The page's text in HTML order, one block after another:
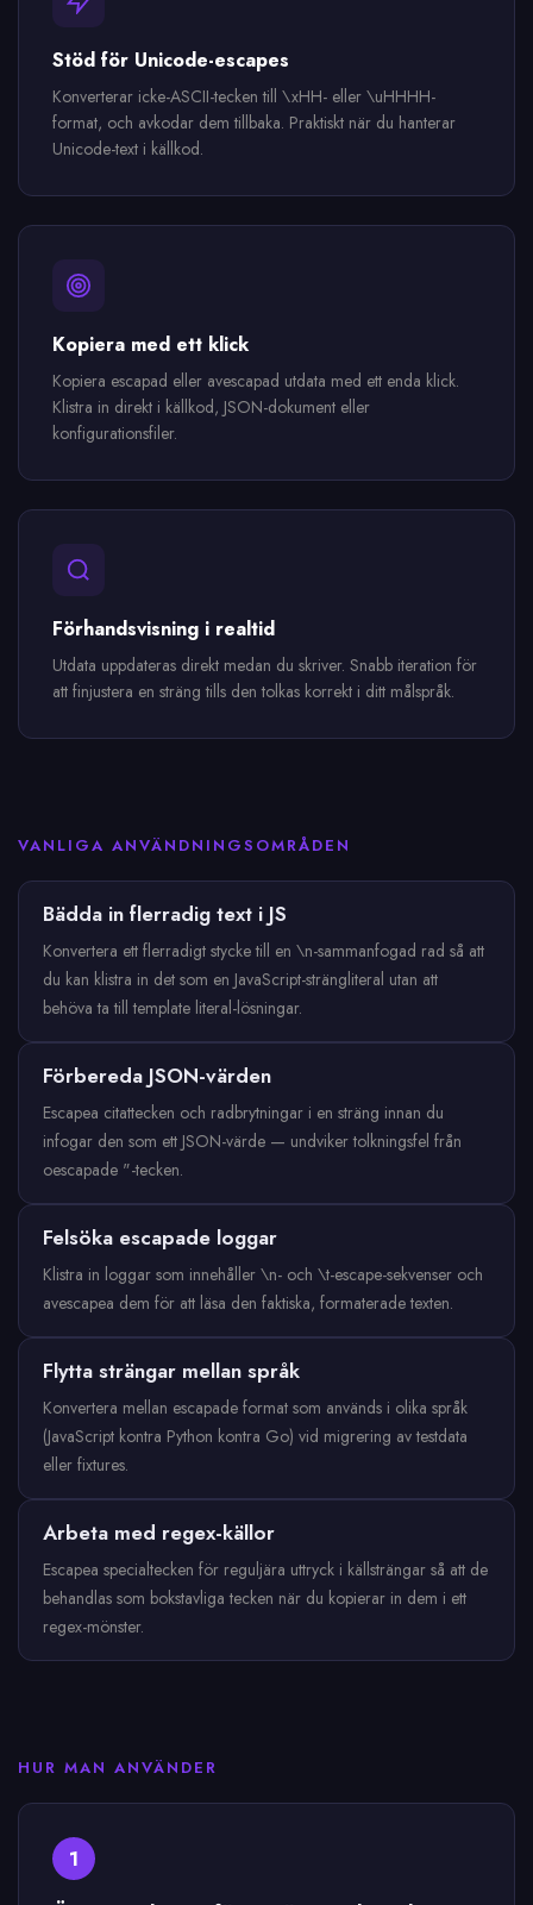
Stöd för Unicode-escapes
Konverterar icke-ASCII-tecken till \xHH- eller \uHHHH-
format, och avkodar dem tillbaka. Praktiskt när du hanterar
Unicode-text i källkod.
Kopiera med ett klick
Kopiera escapad eller avescapad utdata med ett enda klick.
Klistra in direkt i källkod, JSON-dokument eller
konfigurationsfiler.
Förhandsvisning i realtid
Utdata uppdateras direkt medan du skriver. Snabb iteration för
att finjustera en sträng tills den tolkas korrekt i ditt målspråk.
VANLIGA ANVÄNDNINGSOMRÅDEN
Bädda in flerradig text i JS
Konvertera ett flerradigt stycke till en \n-sammanfogad rad så att
du kan klistra in det som en JavaScript-strängliteral utan att
behöva ta till template literal-lösningar.
Förbereda JSON-värden
Escapea citattecken och radbrytningar i en sträng innan du
infogar den som ett JSON-värde — undviker tolkningsfel från
oescapade "-tecken.
Felsöka escapade loggar
Klistra in loggar som innehåller \n- och \t-escape-sekvenser och
avescapea dem för att läsa den faktiska, formaterade texten.
Flytta strängar mellan språk
Konvertera mellan escapade format som används i olika språk
(JavaScript kontra Python kontra Go) vid migrering av testdata
eller fixtures.
Arbeta med regex-källor
Escapea specialtecken för reguljära uttryck i källsträngar så att de
behandlas som bokstavliga tecken när du kopierar in dem i ett
regex-mönster.
HUR MAN ANVÄNDER
1